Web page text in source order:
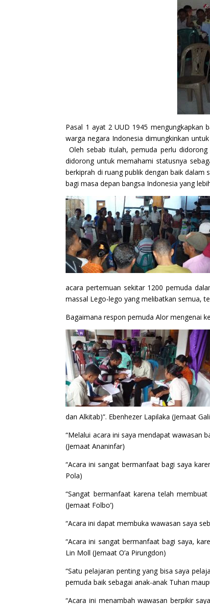
Pasal 1 ayat 2 UUD 1945 mengungkapkan
warga negara Indonesia dimungkinkan
Oleh sebab itulah, pemuda perlu
didorong untuk memahami statusnya
berkiprah di ruang publik dengan baik
bagi masa depan bangsa Indonesia yang
acara pertemuan sekitar 1200 pemuda
massal Lego-lego yang melibatkan semua,
Bagaimana respon pemuda Alor mengenai
dan Alkitab)”. Ebenhezer Lapilaka (Jemaat
“Melalui acara ini saya mendapat wawasan
(Jemaat Ananinfar)
“Acara ini sangat bermanfaat bagi saya
Pola)
“Sangat bermanfaat karena telah
(Jemaat Folbo’)
“Acara ini dapat membuka wawasan saya
“Acara ini sangat bermanfaat bagi saya,
Lin Moll (Jemaat O’a Pirungdon)
“Satu pelajaran penting yang bisa saya
pemuda baik sebagai anak-anak Tuhan
“Acara ini menambah wawasan berpikir